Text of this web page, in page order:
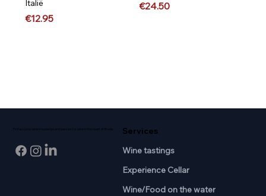
Italië
Price
€12.95
Price
€24.50
Professional wine knowledge and passion for wine in the heart of Breda. Services
Wine tastings
Experience Cellar
Wine/Food on the water